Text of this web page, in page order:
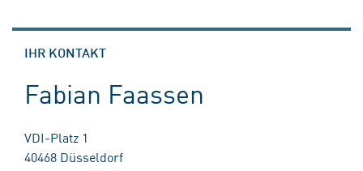
IHR KONTAKT
Fabian Faassen
VDI-Platz 1
40468 Düsseldorf